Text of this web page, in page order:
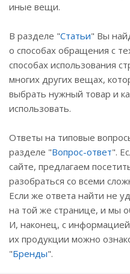
иные вещи.
В разделе "Статьи" Вы
о способах обращения с
способах использования
многих других вещах,
выбрать нужный товар и
использовать.
Ответы на типовые
разделе "Вопрос-ответ".
сайте, предлагаем
разобраться со всеми
Если же ответа найти не
на той же странице, и мы
И, наконец, с
их продукции можно
"Бренды".